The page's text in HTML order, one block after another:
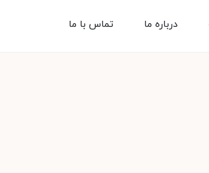
تماس با ما درباره ما